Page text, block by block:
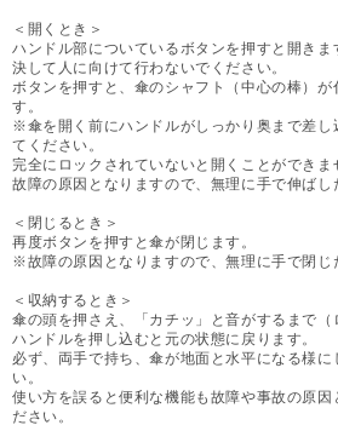
＜開くとき＞
ハンドル部についているボタンを押すと開きま
決して人に向けて行わないでください。
ボタンを押すと、傘のシャフト（中心の棒）が
す。
※傘を開く前にハンドルがしっかり奥まで差し
てください。
完全にロックされていないと開くことができま
故障の原因となりますので、無理に手で伸ばし
＜閉じるとき＞
再度ボタンを押すと傘が閉じます。
※故障の原因となりますので、無理に手で閉じ
＜収納するとき＞
傘の頭を押さえ、「カチッ」と音がするまで（
ハンドルを押し込むと元の状態に戻ります。
必ず、両手で持ち、傘が地面と水平になる様に
い。
使い方を誤ると便利な機能も故障や事故の原因
ださい。